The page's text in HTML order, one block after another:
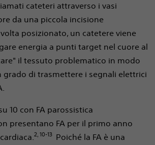
cateteri attraverso i vasi
da una piccola incisione
posizionato, un catetere viene
energia a punti target nel cuore al
il tessuto problematico in modo
grado di trasmettere i segnali elettrici
10 con FA parossistica
presentano FA per il primo anno
2, 10-13 Poiché la FA è una